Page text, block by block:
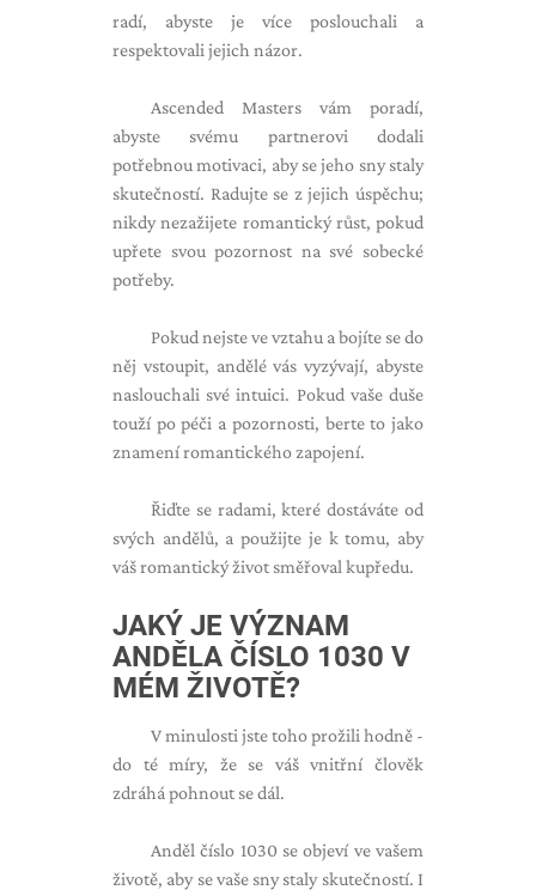
radí, abyste je více poslouchali a
respektovali jejich názor.
Ascended Masters vám poradí,
abyste svému partnerovi dodali
potřebnou motivaci, aby se jeho sny staly
skutečností. Radujte se z jejich úspěchu;
nikdy nezažijete romantický růst, pokud
upřete svou pozornost na své sobecké
potřeby.
Pokud nejste ve vztahu a bojíte se do
něj vstoupit, andělé vás vyzývají, abyste
naslouchali své intuici. Pokud vaše duše
touží po péči a pozornosti, berte to jako
znamení romantického zapojení.
Řiďte se radami, které dostáváte od
svých andělů, a použijte je k tomu, aby
váš romantický život směřoval kupředu.
JAKÝ JE VÝZNAM
ANDĚLA ČÍSLO 1030 V
MÉM ŽIVOTĚ?
V minulosti jste toho prožili hodně -
do té míry, že se váš vnitřní člověk
zdráhá pohnout se dál.
Anděl číslo 1030 se objeví ve vašem
životě, aby se vaše sny staly skutečností. I